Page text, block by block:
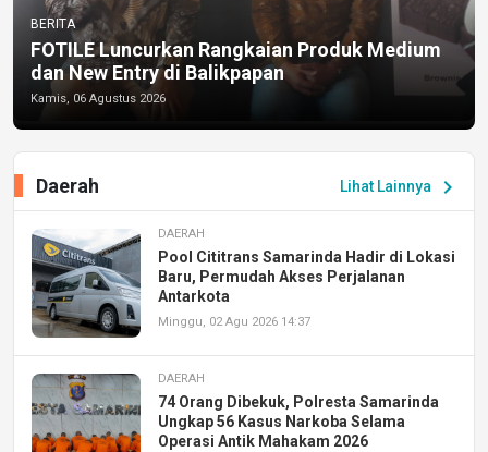
BERITA
FOTILE Luncurkan Rangkaian Produk Medium
dan New Entry di Balikpapan
Kamis, 06 Agustus 2026
Lihat Lainnya chevron_right
Daerah
DAERAH
Pool Cititrans Samarinda Hadir di Lokasi
Baru, Permudah Akses Perjalanan
Antarkota
Minggu, 02 Agu 2026 14:37
DAERAH
74 Orang Dibekuk, Polresta Samarinda
Ungkap 56 Kasus Narkoba Selama
Operasi Antik Mahakam 2026